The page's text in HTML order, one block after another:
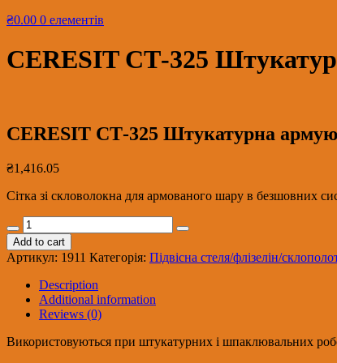
₴0.00 0 елементів
СERESIT СТ-325
СERESIT СТ-325 Штукатурна
₴1,416.05
Сітка зі скловолокна для армованого шару в безшовних
СERESIT
СТ-325
Штукатурна
армуюча
сітка
(160
г/
м2,
5ммх5мм,рулон
Add to cart
Артикул: 1911 Категорія: Підвісна стеля/флізелін/
Description
Additional information
Reviews (0)
Використовуються при штукатурних і шпаклювальних